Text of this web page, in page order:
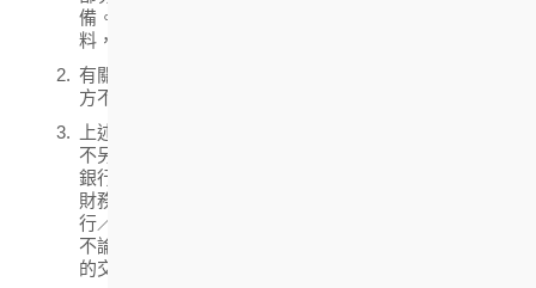
備。有關交樓標準之裝置、裝修物料及設備之詳細資
料，請參閱售樓說明書。
有關選購單位次序的詳情及資料，請參閱申請須知及賣
方不時發出或修改的銷售安排資料。
上述資料只供參考，銀行／財務機構數目如有增減，恕
不另行通知。買家可獲高達九成的按揭，但要視乎個別
銀行／財務機構對個別買家的情況而決定，上述銀行／
財務機構保留批准或拒絕任何按揭貸款申請之權利。銀
行／財務機構決定與賣方無關，賣方亦無需為此負責。
不論貸款獲批與否，買方仍須按正式合約完成朗然單位
的交易及付清成交金額餘款。